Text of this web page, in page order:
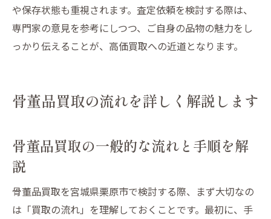
や保存状態も重視されます。査定依頼を検討する際は、
専門家の意見を参考にしつつ、ご自身の品物の魅力をし
っかり伝えることが、高価買取への近道となります。
骨董品買取の流れを詳しく解説します
骨董品買取の一般的な流れと手順を解
説
骨董品買取を宮城県栗原市で検討する際、まず大切なの
は「買取の流れ」を理解しておくことです。最初に、手